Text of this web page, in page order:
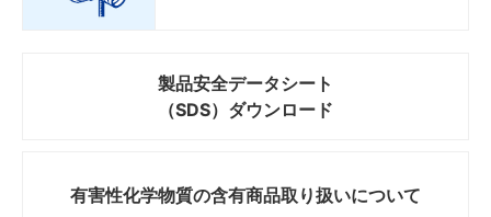
製品安全データシート
（SDS）ダウンロード
有害性化学物質の含有商品取り扱いについて